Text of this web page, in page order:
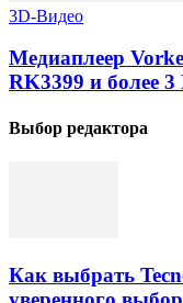
3D-Видео
Медиаплеер
RK3399 и более 3
Выбор редактора
Как выбрать